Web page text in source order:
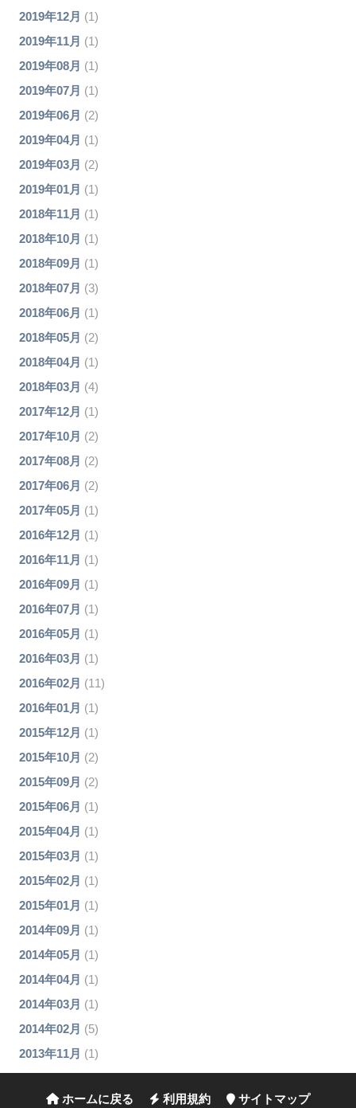
2019年12月 (1)
2019年11月 (1)
2019年08月 (1)
2019年07月 (1)
2019年06月 (2)
2019年04月 (1)
2019年03月 (2)
2019年01月 (1)
2018年11月 (1)
2018年10月 (1)
2018年09月 (1)
2018年07月 (3)
2018年06月 (1)
2018年05月 (2)
2018年04月 (1)
2018年03月 (4)
2017年12月 (1)
2017年10月 (2)
2017年08月 (2)
2017年06月 (2)
2017年05月 (1)
2016年12月 (1)
2016年11月 (1)
2016年09月 (1)
2016年07月 (1)
2016年05月 (1)
2016年03月 (1)
2016年02月 (11)
2016年01月 (1)
2015年12月 (1)
2015年10月 (2)
2015年09月 (2)
2015年06月 (1)
2015年04月 (1)
2015年03月 (1)
2015年02月 (1)
2015年01月 (1)
2014年09月 (1)
2014年05月 (1)
2014年04月 (1)
2014年03月 (1)
2014年02月 (5)
2013年11月 (1)
ホームに戻る 利用規約 サイトマップ